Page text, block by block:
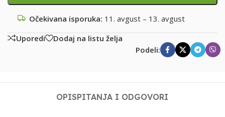
Očekivana isporuka: 11. avgust – 13. avgust
Uporedi
Dodaj na listu želja
Podeli:
OPISPITANJA I ODGOVORI